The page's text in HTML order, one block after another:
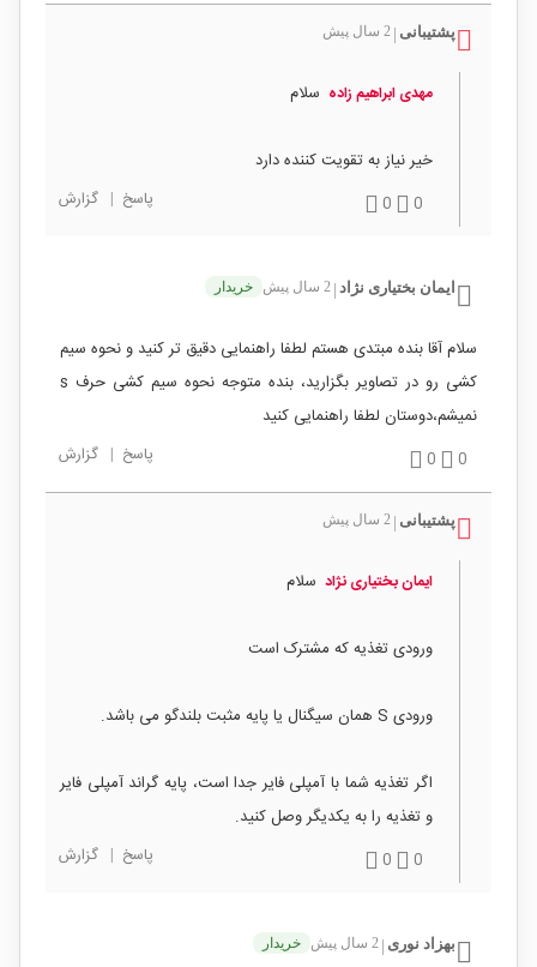
پشتیبانی | 2 سال پیش
مهدی ابراهیم زاده سلام
خیر نیاز به تقویت کننده دارد
0
0 پاسخ | گزارش
ایمان بختیاری نژاد | 2 سال پیش خریدار
سلام آقا بنده مبتدی هستم لطفا راهنمایی دقیق تر کنید و نحوه سیم
کشی رو در تصاویر بگزارید، بنده متوجه نحوه سیم کشی حرف s
نمیشم،دوستان لطفا راهنمایی کنید
0
0 پاسخ | گزارش
پشتیبانی | 2 سال پیش
ایمان بختیاری نژاد سلام
ورودی تغذیه که مشترک است
ورودی S همان سیگنال یا پایه مثبت بلندگو می باشد.
اگر تغذیه شما با آمپلی فایر جدا است، پایه گراند آمپلی فایر
و تغذیه را به یکدیگر وصل کنید.
0
0 پاسخ | گزارش
بهزاد نوری | 2 سال پیش خریدار